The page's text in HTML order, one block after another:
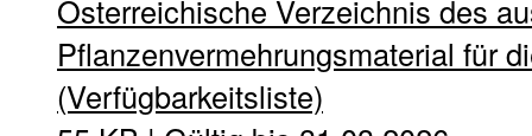
Österreichische Verzeichnis des
Pflanzenvermehrungsmaterial für
(Verfügbarkeitsliste)